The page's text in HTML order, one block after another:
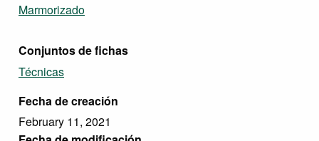
Marmorizado
Conjuntos de fichas
Técnicas
Fecha de creación
February 11, 2021